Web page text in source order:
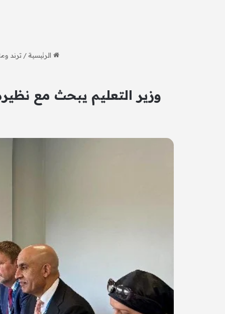
الرئيسية / ترند
وزير التعليم يبحث مع نظيره